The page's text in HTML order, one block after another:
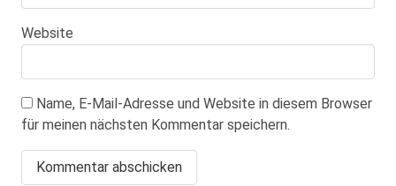
Website
Name, E-Mail-Adresse und Website in diesem Browser
für meinen nächsten Kommentar speichern.